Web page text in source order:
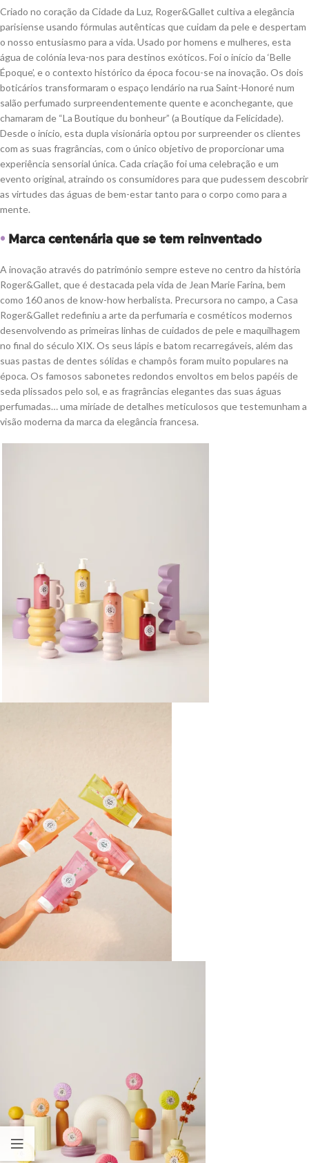
Criado no coração da Cidade da Luz, Roger&Gallet cultiva a elegância
parisiense usando fórmulas autênticas que cuidam da pele e despertam
o nosso entusiasmo para a vida. Usado por homens e mulheres, esta
água de colónia leva-nos para destinos exóticos. Foi o início da ‘Belle
Époque’, e o contexto histórico da época focou-se na inovação. Os dois
boticários transformaram o espaço lendário na rua Saint-Honoré num
salão perfumado surpreendentemente quente e aconchegante, que
chamaram de “La Boutique du bonheur” (a Boutique da Felicidade).
Desde o início, esta dupla visionária optou por surpreender os clientes
com as suas fragrâncias, com o único objetivo de proporcionar uma
experiência sensorial única. Cada criação foi uma celebração e um
evento original, atraindo os consumidores para que pudessem descobrir
as virtudes das águas de bem-estar tanto para o corpo como para a
mente.
• Marca centenária que se tem reinventado
A inovação através do património sempre esteve no centro da história
Roger&Gallet, que é destacada pela vida de Jean Marie Farina, bem
como 160 anos de know-how herbalista. Precursora no campo, a Casa
Roger&Gallet redefiniu a arte da perfumaria e cosméticos modernos
desenvolvendo as primeiras linhas de cuidados de pele e maquilhagem
no final do século XIX. Os seus lápis e batom recarregáveis, além das
suas pastas de dentes sólidas e champôs foram muito populares na
época. Os famosos sabonetes redondos envoltos em belos papéis de
seda plissados pelo sol, e as fragrâncias elegantes das suas águas
perfumadas… uma miríade de detalhes meticulosos que testemunham a
visão moderna da marca da elegância francesa.